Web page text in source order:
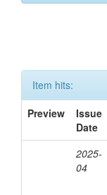
Item hits:
Preview
Issue
Date
2025-
04